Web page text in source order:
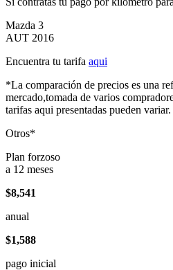
Mazda 3
AUT 2016
Encuentra tu tarifa aqui
*La comparación de precios es una
mercado,tomada de varios
tarifas aqui presentadas pueden variar.
Otros*
Plan forzoso
a 12 meses
$8,541
anual
$1,588
pago inicial